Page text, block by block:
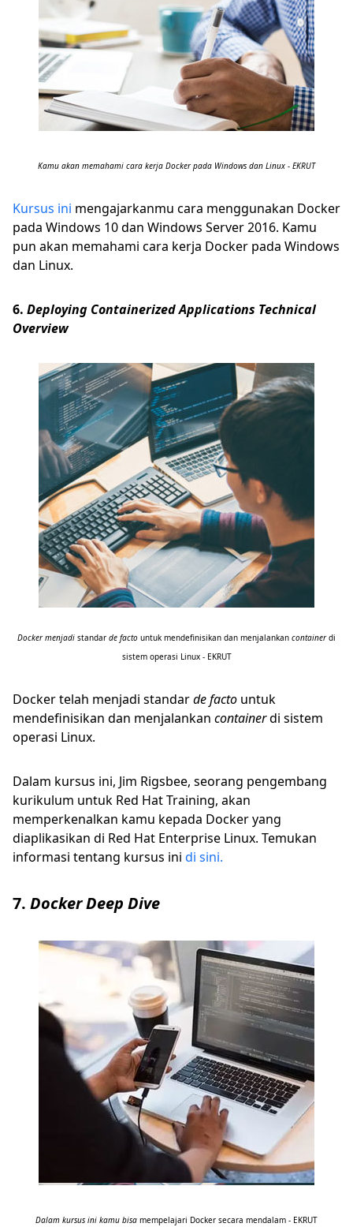
Kamu akan memahami cara kerja Docker pada Windows dan Linux - EKRUT
Kursus ini mengajarkanmu cara menggunakan Docker
pada Windows 10 dan Windows Server 2016. Kamu
pun akan memahami cara kerja Docker pada Windows
dan Linux.
6. Deploying Containerized Applications Technical
Overview
Docker menjadi standar de facto untuk mendefinisikan dan menjalankan containerdi
sistem operasi Linux - EKRUT
Docker telah menjadi standarde facto untuk
mendefinisikan dan menjalankan containerdi sistem
operasi Linux.
Dalam kursus ini, Jim Rigsbee, seorang pengembang
kurikulum untuk Red Hat Training, akan
memperkenalkan kamu kepada Docker yang
diaplikasikan di Red Hat Enterprise Linux. Temukan
informasi tentang kursus ini di sini.
7. Docker Deep Dive
Dalam kursus ini kamu bisa mempelajari Docker secara mendalam - EKRUT